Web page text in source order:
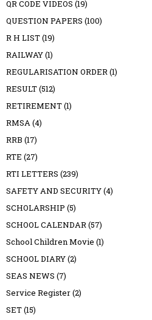
QR CODE VIDEOS (19)
QUESTION PAPERS (100)
R H LIST(19)
RAILWAY(1)
REGULARISATION ORDER(1)
RESULT(512)
RETIREMENT(1)
RMSA(4)
RRB (17)
RTE (27)
RTI LETTERS (239)
SAFETY AND SECURITY(4)
SCHOLARSHIP (5)
SCHOOL CALENDAR(57)
School Children Movie (1)
SCHOOL DIARY(2)
SEAS NEWS (7)
Service Register(2)
SET(15)